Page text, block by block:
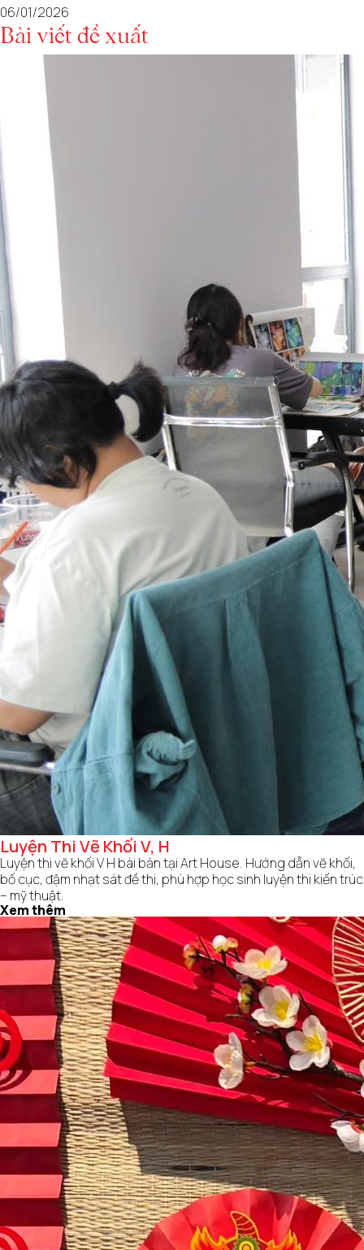
06/01/2026
Bài viết đề xuất
Luyện Thi Vẽ Khối V, H
Luyện thi vẽ khối V H bài bản tại Art House. Hướng dẫn vẽ khối,
bố cục, đậm nhạt sát đề thi, phù hợp học sinh luyện thi kiến trúc
– mỹ thuật.
Xem thêm